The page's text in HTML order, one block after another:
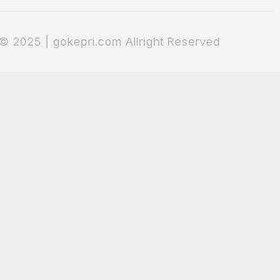
2025 | gokepri.com Allright Reserved